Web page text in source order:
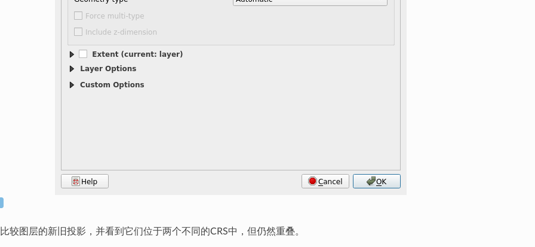
较图层的新旧投影，并看到它们位于两个不同的CRS中，但仍然重叠。